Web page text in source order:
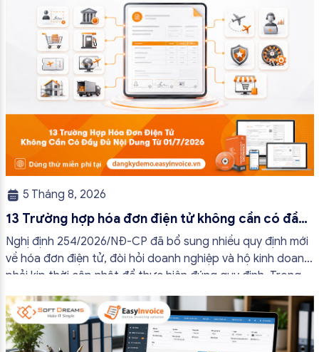
5 Tháng 8, 2026
13 Trường hợp hóa đơn điện tử không cần có đầy
đủ nội dung từ 01/7/2026
Nghị định 254/2026/NĐ-CP đã bổ sung nhiều quy định mới
về hóa đơn điện tử, đòi hỏi doanh nghiệp và hộ kinh doanh
phải kịp thời cập nhật để thực hiện đúng quy định. Trong
bài viết này, hóa đơn điện tử EasyInvoice sẽ chia sẻ 13
trường hợp hóa đơn điện tử không cần […]